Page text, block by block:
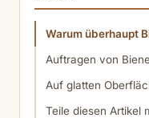
Warum überhaupt
Auftragen von
Auf glatten
Teile diesen Artikel